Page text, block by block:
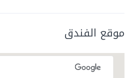
موقع الفندق